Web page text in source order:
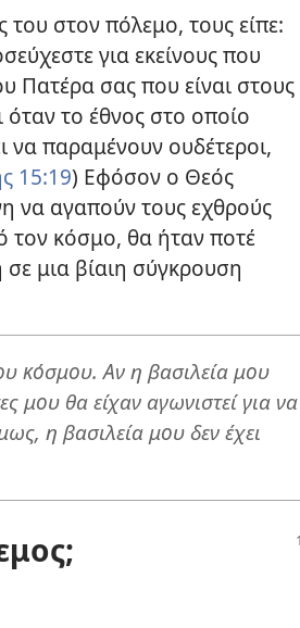
του στον πόλεμο, τους είπε:
για εκείνους που
Πατέρα σας που είναι στους
όταν το έθνος στο οποίο
να παραμένουν ουδέτεροι,
15:19) Εφόσον ο Θεός
να αγαπούν τους εχθρούς
τον κόσμο, θα ήταν ποτέ
μια βίαιη σύγκρουση
κόσμου. Αν η βασιλεία μου
μου θα είχαν αγωνιστεί για να
η βασιλεία μου δεν έχει